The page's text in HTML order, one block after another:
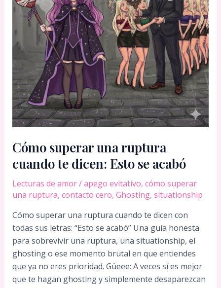
Cómo superar una ruptura
cuando te dicen: Esto se acabó
Lecturas de amor/apego evitativo, cómo superar
una ruptura, contacto cero, Ghosting, situationship
Cómo superar una ruptura cuando te dicen con
todas sus letras: “Esto se acabó” Una guía honesta
para sobrevivir una ruptura, una situationship, el
ghosting o ese momento brutal en que entiendes
que ya no eres prioridad. Güeee: A veces sí es mejor
que te hagan ghosting y simplemente desaparezcan